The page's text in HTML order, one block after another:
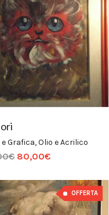
Grafica,Olio e Acrilico
€ 80,00€
OFFERTA